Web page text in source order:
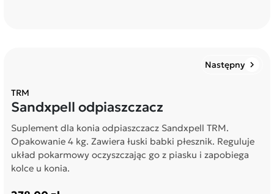
Następny chevron_right
TRM
Sandxpell odpiaszczacz
Suplement dla konia odpiaszczacz Sandxpell TRM.
Opakowanie 4 kg. Zawiera łuski babki płesznik. Reguluje
układ pokarmowy oczyszczając go z piasku i zapobiega
kolce u konia.